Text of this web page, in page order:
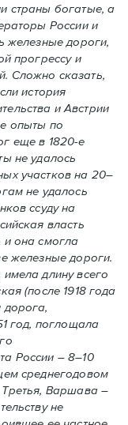
страны богатые, а
России и
железные дороги,
прогрессу и
Сложно сказать,
история
и Австрии
опыты по
еще в 1820-е
не удалось
участков на 20–
не удалось
ссуду на
власть
она смогла
железные дороги.
длину всего
(после 1918 года
дорога,
год, поглощала
России – 8–10
среднегодовом
Варшава –
не